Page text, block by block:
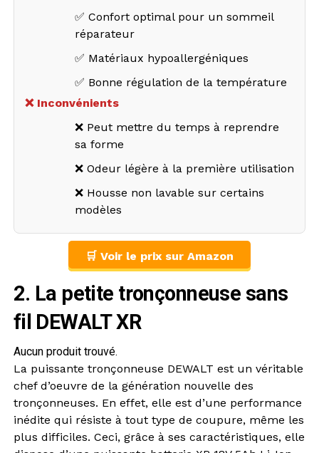
✅ Confort optimal pour un sommeil
réparateur
✅ Matériaux hypoallergéniques
✅ Bonne régulation de la température
❌ Inconvénients
❌ Peut mettre du temps à reprendre
sa forme
❌ Odeur légère à la première utilisation
❌ Housse non lavable sur certains
modèles
🛒 Voir le prix sur Amazon
2. La petite tronçonneuse sans
fil DEWALT XR
Aucun produit trouvé.
La puissante tronçonneuse DEWALT est un véritable
chef d’oeuvre de la génération nouvelle des
tronçonneuses. En effet, elle est d’une performance
inédite qui résiste à tout type de coupure, même les
plus difficiles. Ceci, grâce à ses caractéristiques, elle